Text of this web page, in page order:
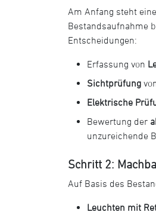
Am Anfang steht
Bestandsaufnahme
Entscheidungen:
Erfassung von
Sichtprüfung
Elektrische
Bewertung der
unzureichende
Schritt 2:
Auf Basis des
Leuchten mit